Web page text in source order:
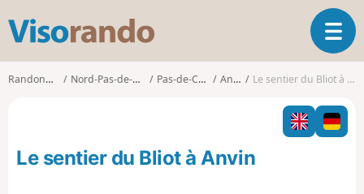
s
o
o
O
u
v
i
r
l
Randonnées Nord-Pas-de-Calais Pas-de-Calais Anvin Le sentier du Bliot à Anvin
Le sentier du Bliot à Anvin